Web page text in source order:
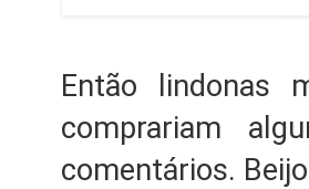
Então lindonas
comprariam
comentários.